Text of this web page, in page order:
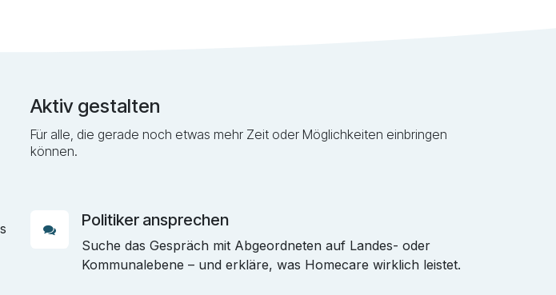
Aktiv gestalten
Für alle, die gerade noch etwas mehr Zeit oder Möglichkeiten einbringen
können.
Politiker ansprechen
Suche das Gespräch mit Abgeordneten auf Landes- oder
Kommunalebene – und erkläre, was Homecare wirklich leistet.